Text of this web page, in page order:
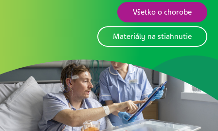
Všetko o chorobe
Materiály na stiahnutie